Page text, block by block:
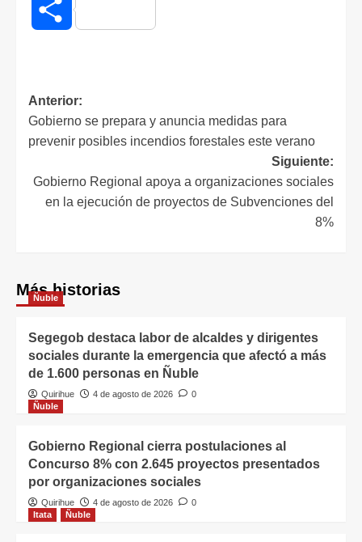
Compartir
Anterior:
Gobierno se prepara y anuncia medidas para
prevenir posibles incendios forestales este verano
Siguiente:
Gobierno Regional apoya a organizaciones sociales
en la ejecución de proyectos de Subvenciones del
8%
Más historias
Ñuble
Segegob destaca labor de alcaldes y dirigentes
sociales durante la emergencia que afectó a más
de 1.600 personas en Ñuble
Quirihue 4 de agosto de 2026
0
Ñuble
Gobierno Regional cierra postulaciones al
Concurso 8% con 2.645 proyectos presentados
por organizaciones sociales
Quirihue 4 de agosto de 2026
0
Itata
Ñuble